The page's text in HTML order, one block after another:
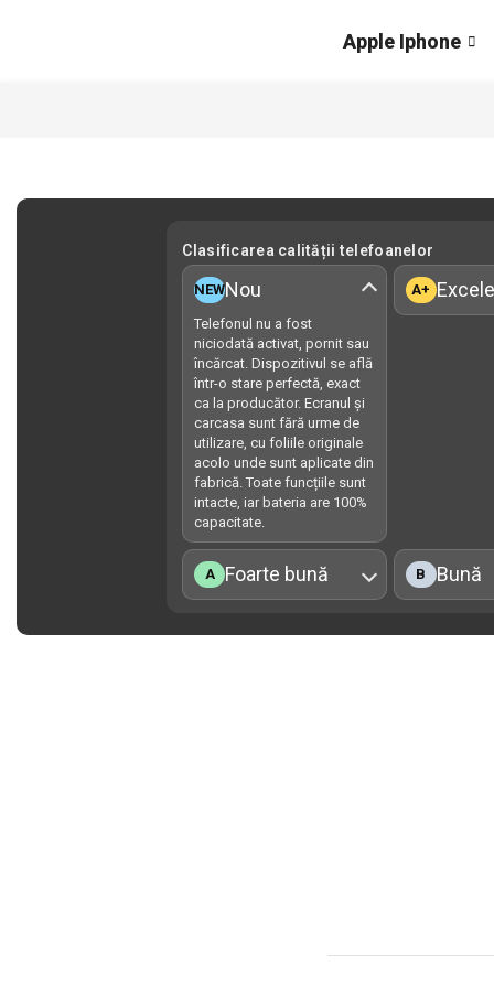
Apple Iphone
Clasificarea calității telefoanelor
NEWNou
Telefonul nu a fost
niciodată activat, pornit sau
încărcat. Dispozitivul se află
într-o stare perfectă, exact
ca la producător. Ecranul și
carcasa sunt fără urme de
utilizare, cu foliile originale
acolo unde sunt aplicate din
fabrică. Toate funcțiile sunt
intacte, iar bateria are 100%
capacitate.
A+
A Foarte bună B Bună